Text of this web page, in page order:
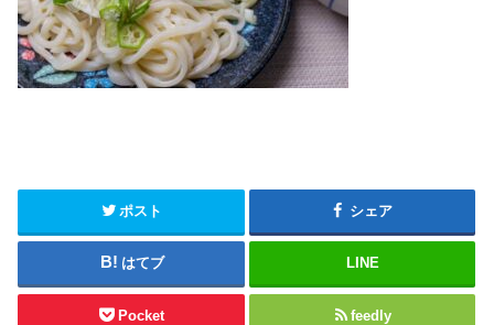
ポスト シェア
はてブ LINE
Pocket feedly